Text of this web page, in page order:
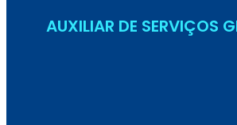
AUXILIAR DE SERVIÇOS